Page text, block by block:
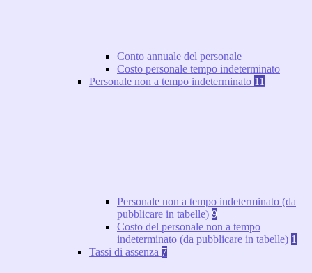
Conto annuale del personale
Costo personale tempo indeterminato
Personale non a tempo indeterminato 11
Personale non a tempo indeterminato (da
pubblicare in tabelle) 9
Costo del personale non a tempo
indeterminato (da pubblicare in tabelle) 1
Tassi di assenza 7